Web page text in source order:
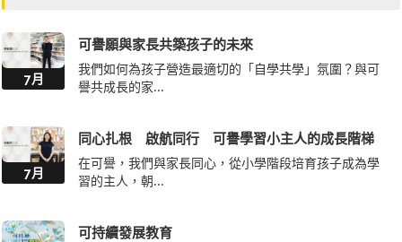
7月
可譽願與家長共築孩子的未來
我們如何為孩子營造最適切的「自學共學」氛圍？與可
譽共成長的家...
7月
同心扎根 啟航同行 可譽學習小主人的成長階梯
在可譽，我們與家長同心，從小學階段培育孩子成為學
習的主人，朝...
可持續發展教育